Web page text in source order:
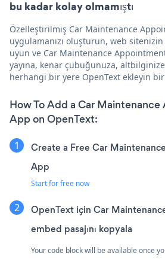
bu kadar kolay olmamıştı
Özelleştirilmiş Car Maintenance
uygulamanızı oluşturun, web
uyun ve Car Maintenance
yayına, kenar çubuğunuza,
herhangi bir yere OpenText ekleyin
How To Add a Car
App on OpenText:
Create a Free Car
App
Start for free now
OpenText için Car
embed pasajını kopyala
Your code block will be available once